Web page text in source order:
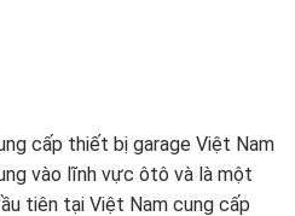
cấp thiết bị garage Việt Nam
vào lĩnh vực ôtô và là một
tiên tại Việt Nam cung cấp